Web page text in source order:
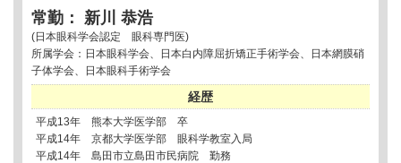
常勤： 新川 恭浩
(日本眼科学会認定 眼科専門医)
所属学会：日本眼科学会、日本白内障屈折矯正手術学会、日本網膜硝
子体学会、日本眼科手術学会
経歴
平成13年 熊本大学医学部 卒
平成14年 京都大学医学部 眼科学教室入局
平成14年 島田市立島田市民病院 勤務